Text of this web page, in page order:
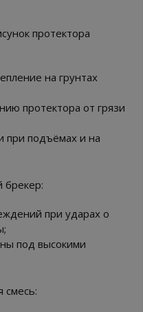
протектора
на грунтах
протектора от грязи
при подъёмах и на
брекер:
при ударах о
под высокими
смесь: